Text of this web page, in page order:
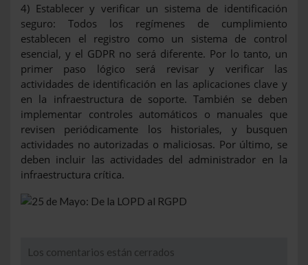
4) Establecer y verificar un sistema de identificación
seguro: Todos los regímenes de cumplimiento
establecen el registro como un sistema de control
esencial, y el GDPR no será diferente. Por lo tanto, un
primer paso lógico será revisar y verificar las
actividades de identificación en las aplicaciones clave y
en la infraestructura de soporte. También se deben
implementar controles automáticos o manuales que
revisen periódicamente los historiales, y busquen
actividades no autorizadas o maliciosas. Por último, se
deben incluir las actividades del administrador en la
infraestructura crítica.
Los comentarios están cerrados